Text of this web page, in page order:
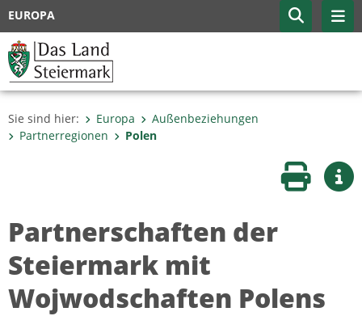
EUROPA
Sie sind hier: Europa
Außenbeziehungen
Partnerregionen
Polen
Seite
Partnerschaften der
Steiermark mit
Wojwodschaften Polens